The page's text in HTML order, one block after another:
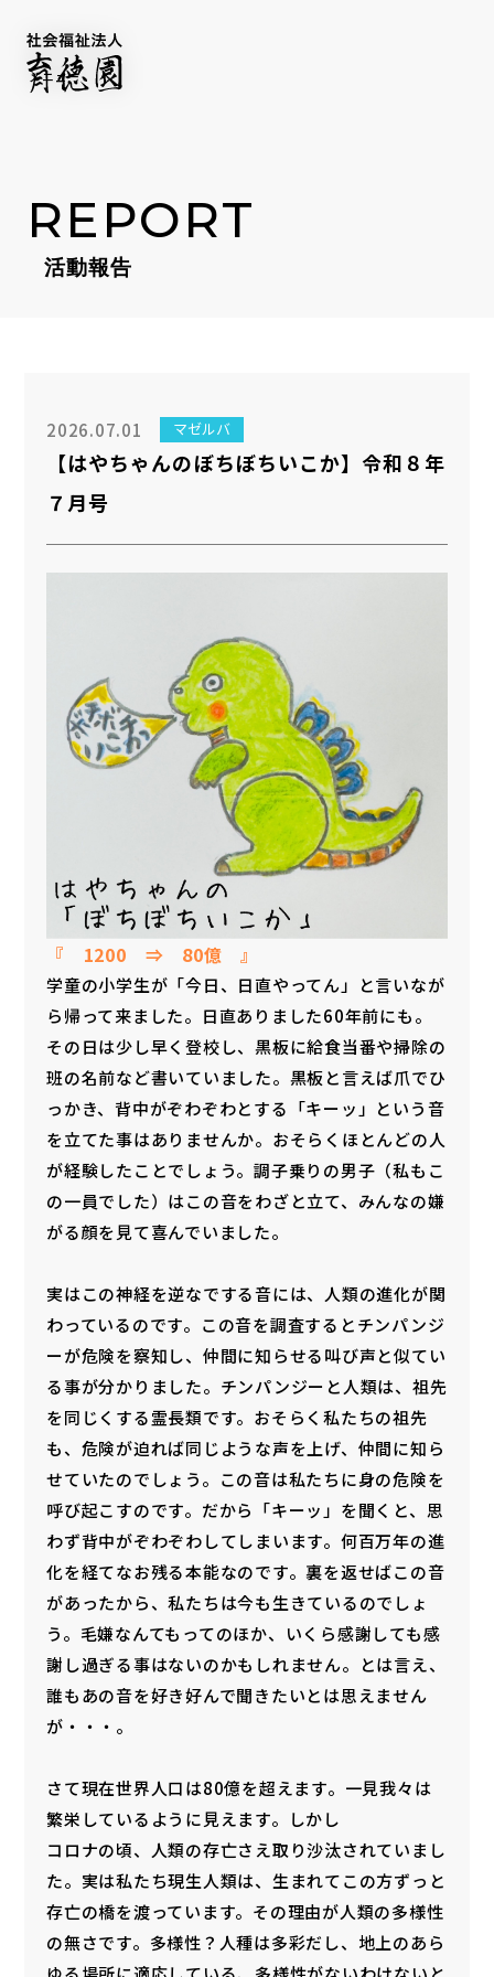
NEWS
NEWSLETTER
REPORT
活動報告
2026.07.01 マゼルバ
【はやちゃんのぼちぼちいこか】令和８年
７月号
『 1200 ⇒ 80億 』
学童の小学生が「今日、日直やってん」と言いなが
ら帰って来ました。日直ありました60年前にも。
その日は少し早く登校し、黒板に給食当番や掃除の
班の名前など書いていました。黒板と言えば爪でひ
っかき、背中がぞわぞわとする「キーッ」という音
を立てた事はありませんか。おそらくほとんどの人
が経験したことでしょう。調子乗りの男子（私もこ
の一員でした）はこの音をわざと立て、みんなの嫌
がる顔を見て喜んでいました。
実はこの神経を逆なでする音には、人類の進化が関
わっているのです。この音を調査するとチンパンジ
ーが危険を察知し、仲間に知らせる叫び声と似てい
る事が分かりました。チンパンジーと人類は、祖先
を同じくする霊長類です。おそらく私たちの祖先
も、危険が迫れば同じような声を上げ、仲間に知ら
せていたのでしょう。この音は私たちに身の危険を
呼び起こすのです。だから「キーッ」を聞くと、思
わず背中がぞわぞわしてしまいます。何百万年の進
化を経てなお残る本能なのです。裏を返せばこの音
があったから、私たちは今も生きているのでしょ
う。毛嫌なんてもってのほか、いくら感謝しても感
謝し過ぎる事はないのかもしれません。とは言え、
誰もあの音を好き好んで聞きたいとは思えません
が・・・。
さて現在世界人口は80億を超えます。一見我々は
繁栄しているように見えます。しかし
コロナの頃、人類の存亡さえ取り沙汰されていまし
た。実は私たち現生人類は、生まれてこの方ずっと
存亡の橋を渡っています。その理由が人類の多様性
の無さです。多様性？人種は多彩だし、地上のあら